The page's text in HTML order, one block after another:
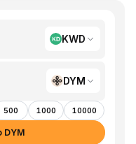
KWD
DYM
500 1000 10000
DYM